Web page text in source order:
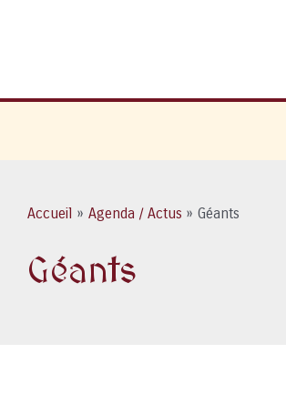
Accueil Agenda / Actus Géants
Géants